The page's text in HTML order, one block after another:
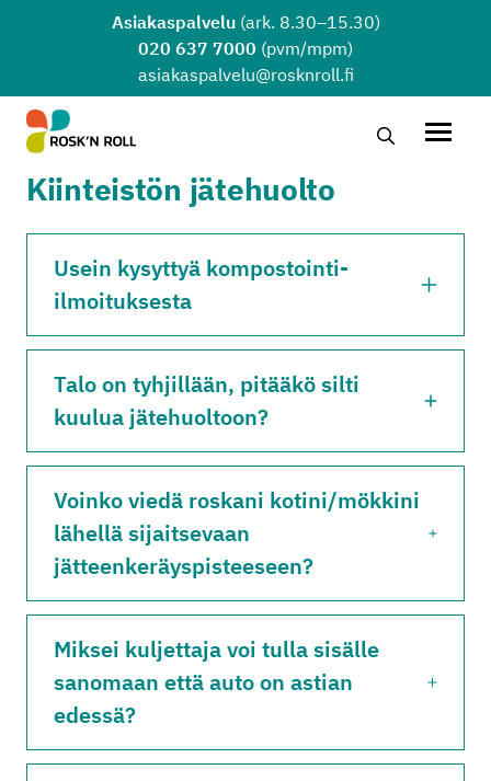
Siirry sisältöönAsiakaspalvelu(ark. 8.30–15.30)
020 637 7000 (pvm/mpm)
asiakaspalvelu@rosknroll.fi
Hae…Avaa
Kiinteistön jätehuolto
Usein kysyttyä kompostointi-
ilmoituksesta
Talo on tyhjillään, pitääkö silti
kuulua jätehuoltoon?
Voinko viedä roskani kotini/mökkini
lähellä sijaitsevaan
jätteenkeräyspisteeseen?
Miksei kuljettaja voi tulla sisälle
sanomaan että auto on astian
edessä?